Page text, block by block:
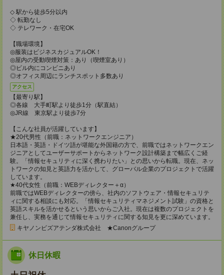
◇ 駅から徒歩5分以内
◇ 転勤なし
◇ テレワーク・在宅OK
【職場環境】
◎服装はビジネスカジュアルOK！
◎屋内の受動喫煙対策：あり（喫煙室あり）
◎ビル内にコンビニあり
◎オフィス周辺にランチスポット多数あり
アクセス
【最寄り駅】
◎各線 大手町駅より徒歩1分（駅直結）
◎JR線 東京駅より徒歩7分
【こんな社員が活躍しています】
★20代男性（前職：ネットワークエンジニア）
日本語・英語・ドイツ語が堪能な外国籍の方で、前職ではネットワークエン
ジニアとしてユーザーサポートからネットワーク設計構築まで幅広くご経
験。「情報セキュリティに深く携わりたい」との思いから転職。現在、ネッ
トワークの知見と英語力を活かして、グローバル企業のプロジェクトで活躍
しています。
★40代女性（前職：WEBディレクター＋α）
前職ではWEBディレクターの傍ら、社内のソフトウェア・情報セキュリテ
ィに関する相談にも対応。「情報セキュリティマネジメント試験」の資格と
英語スキルを活かせるという思いからご入社。現在は複数のプロジェクトを
兼任し、実務を通じて情報セキュリティに関する知見を更に深めています。
キヤノンビズアテンダ株式会社 ★Canonグループ
休日休暇